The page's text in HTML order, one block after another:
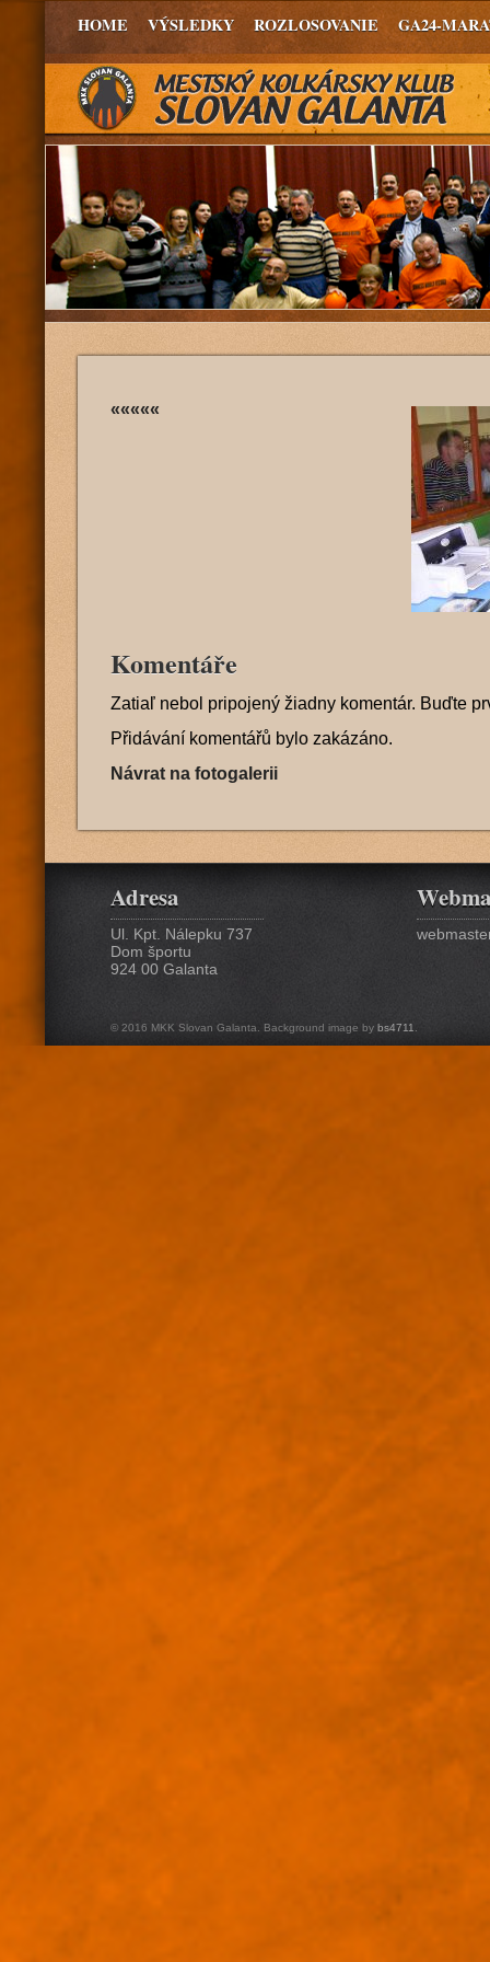
HOME VÝSLEDKY ROZLOSOVANIE GA24-
«««««
Komentáře
Zatiaľ nebol pripojený žiadny komentár. Buďte
Přidávání komentářů bylo zakázáno.
Návrat na fotogalerii
Adresa
Ul. Kpt. Nálepku 737
Dom športu
924 00 Galanta
© 2016 MKK Slovan Galanta. Background image by bs4711